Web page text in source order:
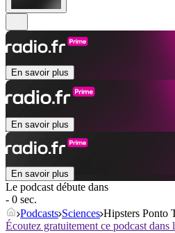
En savoir plus
En savoir plus
En savoir plus
Le podcast débute dans
- 0 sec.
Podcasts Sciences Hipsters Ponto
Écoutez gratuitement ce podcast dans